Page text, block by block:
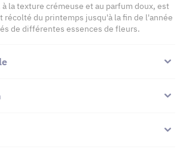
la texture crémeuse et au parfum doux, est
récolté du printemps jusqu'à la fin de l'année
de différentes essences de fleurs.